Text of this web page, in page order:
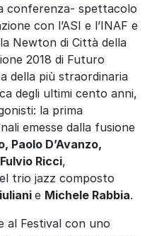
conferenza- spettacolo
con l’ASI e l’INAF e
Newton di Città della
2018 di Futuro
della più straordinaria
degli ultimi cento anni,
la prima
emesse dalla fusione
Paolo D’Avanzo,
Fulvio Ricci,
trio jazz composto
e Michele Rabbia.
al Festival con uno